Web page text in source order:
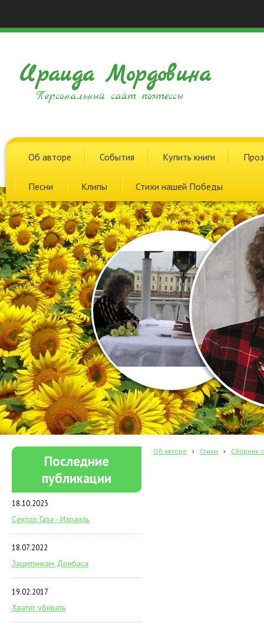
Ираида Мордовина
Персональный сайт поэтессы
Об авторе События Купить книги
Песни Клипы Стихи нашей Победы
Последние
публикации
18.10.2023
Сектор Газа - Израиль
18.07.2022
Защитникам Донбаса
19.02.2017
Хватит убивать
Об авторе › Стихи › Сборник